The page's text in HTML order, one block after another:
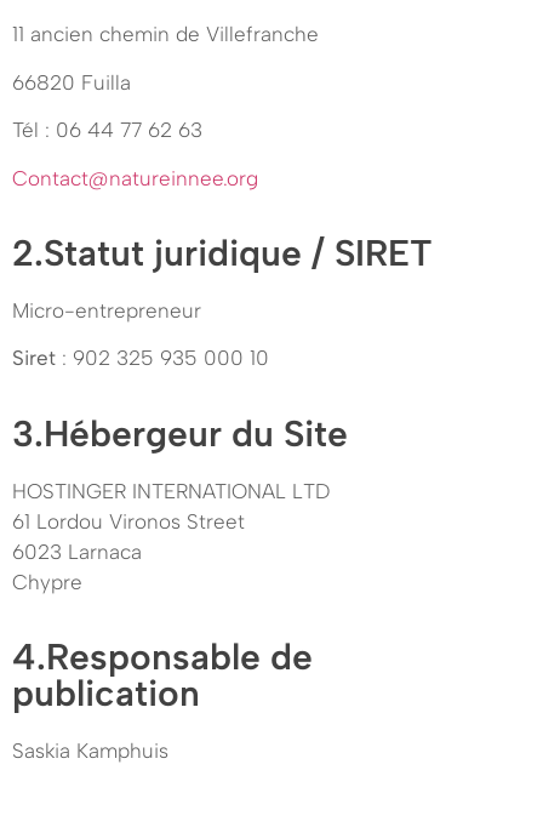
11 ancien chemin de Villefranche
66820 Fuilla
Tél : 06 44 77 62 63
Contact@natureinnee.org
2.Statut juridique / SIRET
Micro-entrepreneur
Siret : 902 325 935 000 10
3.Hébergeur du Site
HOSTINGER INTERNATIONAL LTD
61 Lordou Vironos Street
6023 Larnaca
Chypre
4.Responsable de
publication
Saskia Kamphuis